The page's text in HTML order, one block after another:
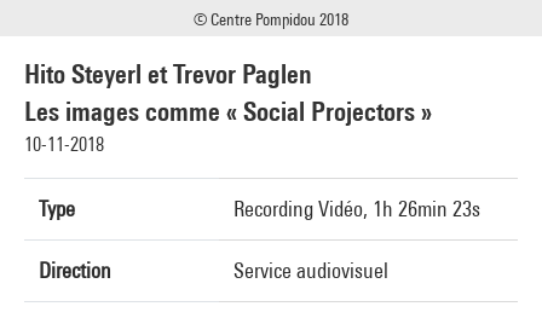
Hito Steyerl et Trevor Paglen
Les images comme « Social Projectors »
10-11-2018
Type Recording Vidéo, 1h 26min 23s
Direction Service audiovisuel
© Centre Pompidou 2018